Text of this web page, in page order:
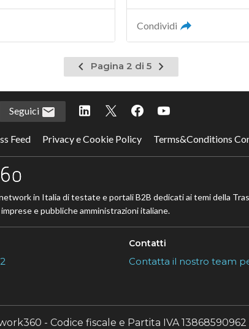
Condividi
Pagina
precedente
Pagina 2 di 5
Pagina
successiva
Seguici
Feed Privacy e Cookie Policy Terms&Conditions
in Italia di testate e portali B2B dedicati ai temi della
e pubbliche amministrazioni italiane.
Contatti
Contatta il nostro team
- Codice fiscale e Partita IVA